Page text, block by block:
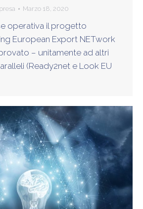
Marzo 18, 2020
operativa il progetto
European Export NETwork
– unitamente ad altri
(Ready2net e Look EU